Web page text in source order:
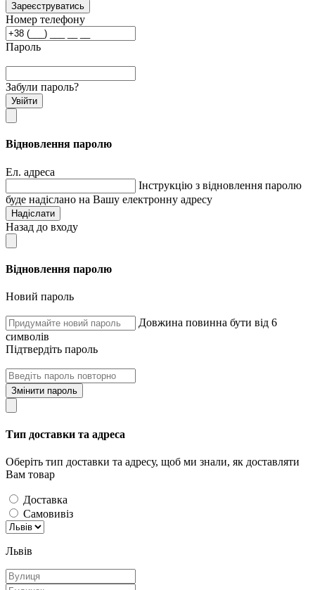
Зареєструватись
Номер телефону
Пароль
Забули пароль?
Увійти
Відновлення паролю
Ел. адреса
Інструкцію з відновлення паролю
буде надіслано на Вашу електронну адресу
Надіслати
Назад до входу
Відновлення паролю
Новий пароль
Довжина повинна бути від 6
символів
Підтвердіть пароль
Змінити пароль
Тип доставки та адреса
Оберіть тип доставки та адресу, щоб ми знали, як доставляти
Вам товар
Доставка
Самовивіз
Львів